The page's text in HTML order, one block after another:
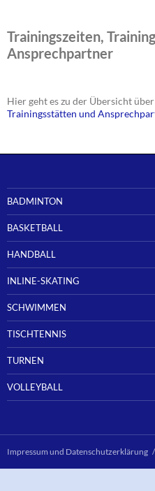
Trainingszeiten,
Ansprechpartner
Hier geht es zu der Übersicht
Trainingsstätten und
BADMINTON
BASKETBALL
HANDBALL
INLINE-SKATING
SCHWIMMEN
TISCHTENNIS
TURNEN
VOLLEYBALL
Impressum und Datenschutzerklärung